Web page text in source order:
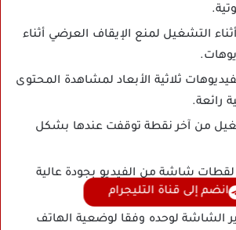
التشغيل لمنع الإيقاف العرضي أثناء
ثلاثية الأبعاد لمشاهدة المحتوى
رائعة.
من آخر نقطة توقفت عندها بشكل
لقطات شاشة من الفيديو بجودة عالية
الشاشة لوحده وفقا لوضعية الهاتف
انضم إلى قناة التليجرام